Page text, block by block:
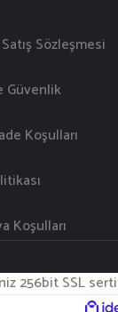
Sözleşmesi
Güvenlik
Koşulları
Koşulları
256bit SSL